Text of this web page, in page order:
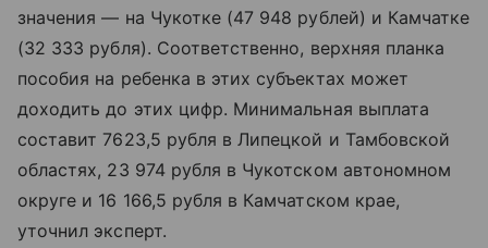
значения — на Чукотке (47 948 рублей) и Камчатке
(32 333 рубля). Соответственно, верхняя планка
пособия на ребенка в этих субъектах может
доходить до этих цифр. Минимальная выплата
составит 7623,5 рубля в Липецкой и Тамбовской
областях, 23 974 рубля в Чукотском автономном
округе и 16 166,5 рубля в Камчатском крае,
уточнил эксперт.